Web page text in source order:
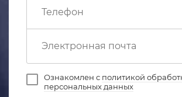
Ознакомлен с политикой
персональных данных